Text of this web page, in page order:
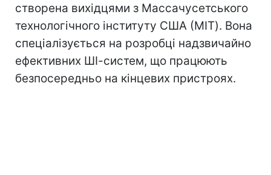
створена вихідцями з Массачусетського
технологічного інституту США (MIT). Вона
спеціалізується на розробці надзвичайно
ефективних ШІ-систем, що працюють
безпосередньо на кінцевих пристроях.